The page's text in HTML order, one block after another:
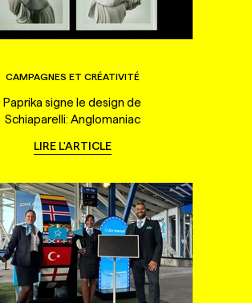
CAMPAGNES ET CRÉATIVITÉ
Paprika signe le design de
Schiaparelli: Anglomaniac
LIRE L'ARTICLE